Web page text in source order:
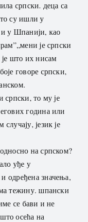
српски. деца са
су ишли у
и у Шпанији, као
је српски
што их нисам
говоре српски,
српски, то му је
година или
језик је
на српском?
уђе у
одређена значења,
тежину. шпански
се бави и не
осећа на